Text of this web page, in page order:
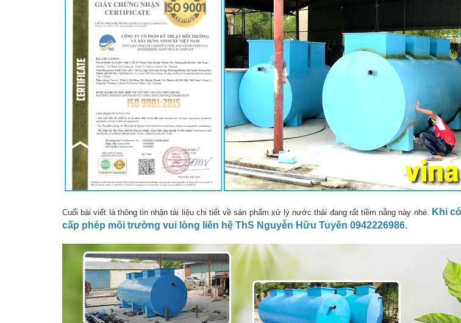
Cuối bài viết là thông tin nhận tài liệu chi tiết về sản phẩm xử lý nước thải đang rất tiềm nằng này nhé.
Khi
cấp phép môi trường vui lòng liên hệ ThS Nguyễn Hữu Tuyên 0942226986.